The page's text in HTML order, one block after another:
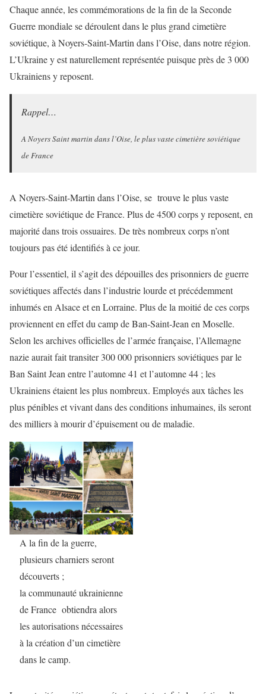
Chaque année, les commémorations de la fin de la Seconde
Guerre mondiale se déroulent dans le plus grand cimetière
soviétique, à Noyers-Saint-Martin dans l’Oise, dans notre région.
L’Ukraine y est naturellement représentée puisque près de 3 000
Ukrainiens y reposent.
Rappel…
A Noyers Saint martin dans l’Oise, le plus vaste cimetière soviétique
de France
A Noyers-Saint-Martin dans l’Oise, se trouve le plus vaste
cimetière soviétique de France. Plus de 4500 corps y reposent, en
majorité dans trois ossuaires. De très nombreux corps n’ont
toujours pas été identifiés à ce jour.
Pour l’essentiel, il s’agit des dépouilles des prisonniers de guerre
soviétiques affectés dans l’industrie lourde et précédemment
inhumés en Alsace et en Lorraine. Plus de la moitié de ces corps
proviennent en effet du camp de Ban-Saint-Jean en Moselle.
Selon les archives officielles de l’armée française, l’Allemagne
nazie aurait fait transiter 300 000 prisonniers soviétiques par le
Ban Saint Jean entre l’automne 41 et l’automne 44 ; les
Ukrainiens étaient les plus nombreux. Employés aux tâches les
plus pénibles et vivant dans des conditions inhumaines, ils seront
des milliers à mourir d’épuisement ou de maladie.
A la fin de la guerre,
plusieurs charniers seront
découverts ;
la communauté ukrainienne
de France obtiendra alors
les autorisations nécessaires
à la création d’un cimetière
dans le camp.